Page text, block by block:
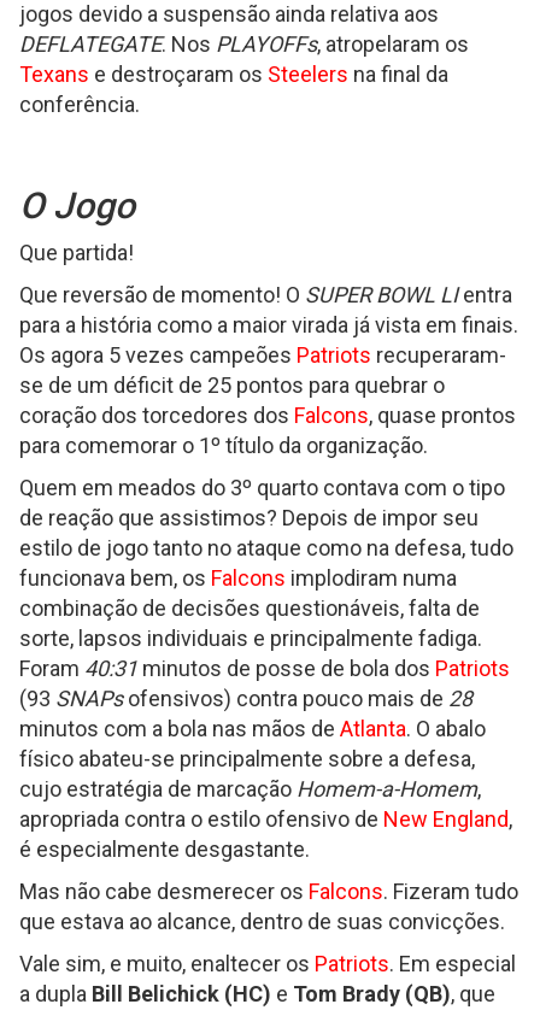
jogos devido a suspensão ainda relativa aos
DEFLATEGATE. Nos PLAYOFFs, atropelaram os
Texans e destroçaram os Steelers na final da
conferência.
O Jogo
Que partida!
Que reversão de momento! O SUPER BOWL LIentra
para a história como a maior virada já vista em finais.
Os agora 5 vezes campeões Patriots recuperaram-
se de um déficit de 25 pontos para quebrar o
coração dos torcedores dos Falcons, quase prontos
para comemorar o 1º título da organização.
Quem em meados do 3º quarto contava com o tipo
de reação que assistimos? Depois de impor seu
estilo de jogo tanto no ataque como na defesa, tudo
funcionava bem, os Falcons implodiram numa
combinação de decisões questionáveis, falta de
sorte, lapsos individuais e principalmente fadiga.
Foram 40:31 minutos de posse de bola dos Patriots
(93 SNAPsofensivos) contra pouco mais de 28
minutos com a bola nas mãos de Atlanta. O abalo
físico abateu-se principalmente sobre a defesa,
cujo estratégia de marcação Homem-a-Homem,
apropriada contra o estilo ofensivo de New England,
é especialmente desgastante.
Mas não cabe desmerecer os Falcons. Fizeram tudo
que estava ao alcance, dentro de suas convicções.
Vale sim, e muito, enaltecer os Patriots. Em especial
a dupla Bill Belichick (HC) e Tom Brady (QB), que